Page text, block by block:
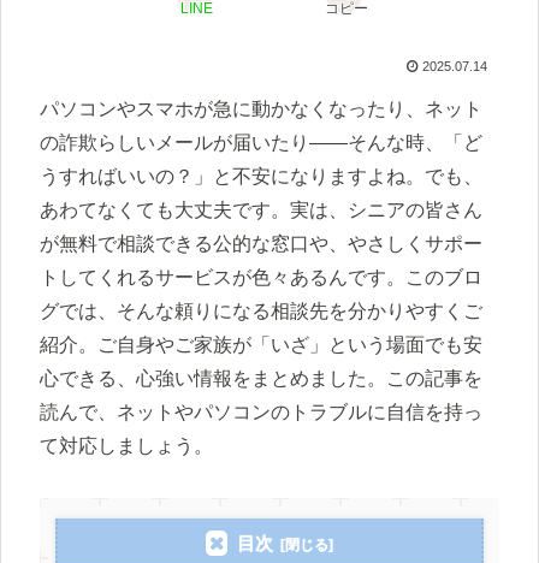
LINE コピー
2025.07.14
パソコンやスマホが急に動かなくなったり、ネット
の詐欺らしいメールが届いたり――そんな時、「ど
うすればいいの？」と不安になりますよね。でも、
あわてなくても大丈夫です。実は、シニアの皆さん
が無料で相談できる公的な窓口や、やさしくサポー
トしてくれるサービスが色々あるんです。このブロ
グでは、そんな頼りになる相談先を分かりやすくご
紹介。ご自身やご家族が「いざ」という場面でも安
心できる、心強い情報をまとめました。この記事を
読んで、ネットやパソコンのトラブルに自信を持っ
て対応しましょう。
目次